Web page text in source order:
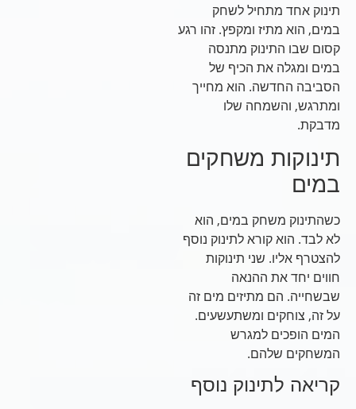
תינוק אחד מתחיל לשחק
במים, הוא מתיז ומקפץ. זהו רגע
קסום שבו התינוק מתנסה
במים ומגלה את הכיף של
הסביבה החדשה. הוא מחייך
ומתרגש, והשמחה שלו
מדבקת.
תינוקות משחקים
במים
כשהתינוק משחק במים, הוא
לא לבד. הוא קורא לתינוק נוסף
להצטרף אליו. שני תינוקות
חווים יחד את ההנאה
שבשחייה. הם מתיזים מים זה
על זה, צוחקים ומשתעשעים.
המים הופכים למגרש
המשחקים שלהם.
קריאה לתינוק נוסף